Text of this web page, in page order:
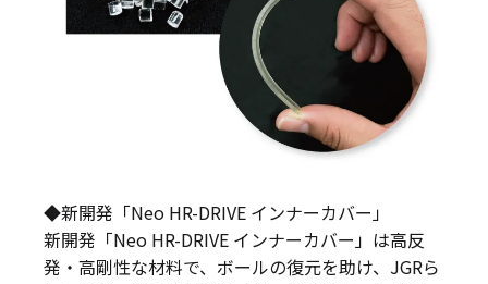
◆新開発「Neo HR-DRIVE インナーカバー」
新開発「Neo HR-DRIVE インナーカバー」は高反
発・高剛性な材料で、ボールの復元を助け、JGRら